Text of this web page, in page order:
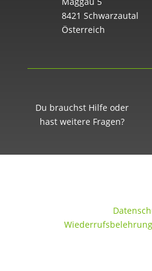
8421 Schwarzautal
Österreich
Du brauchst Hilfe oder
hast weitere Fragen?
Wiederrufsbelehrung